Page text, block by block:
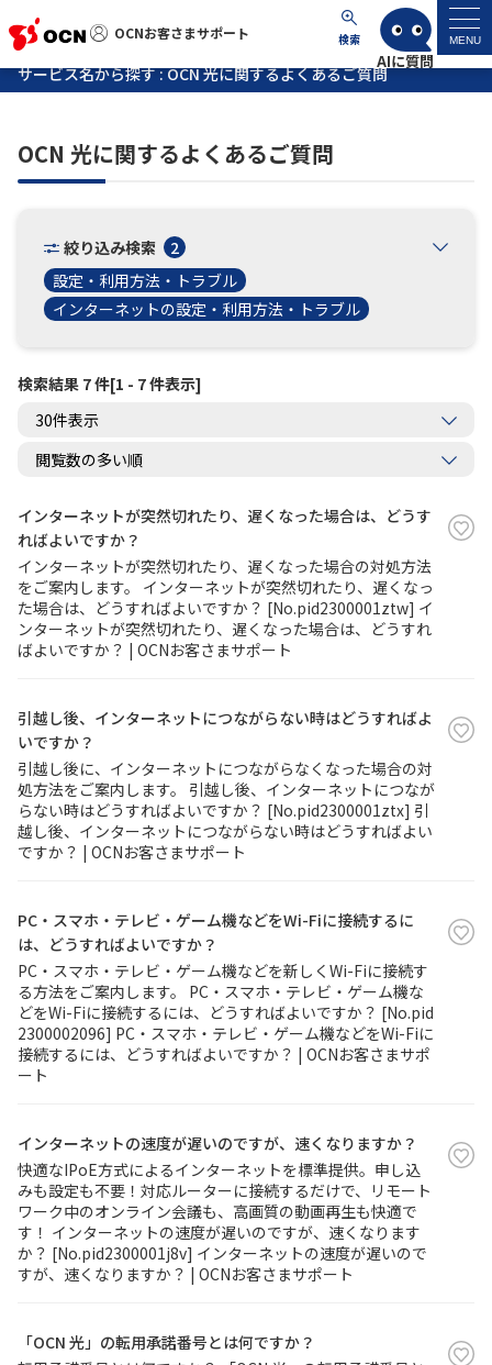
OCNお客さまサポート 検索 MENU
OCNお客さまサポート
マイページ
サポートトップ
サービス名から探す
よくあるご質問
各種ダウンロード
履歴・お気に入り
お知らせ サポートサイトの使い方
NTTドコモビジネスのお客さ
サービス名から探す : OCN 光に関するよくあるご質問
OCN 光に関するよくあるご質問
絞り込み検索
2
設定・利用方法・トラブル
インターネットの設定・利用方法・トラブル
検索結果 7 件[1 - 7 件表示]
インターネットが突然切れたり、遅くなった場合は、どうす
ればよいですか？
インターネットが突然切れたり、遅くなった場合の対処方法
をご案内します。 インターネットが突然切れたり、遅くなっ
た場合は、どうすればよいですか？ [No.pid2300001ztw] イ
ンターネットが突然切れたり、遅くなった場合は、どうすれ
ばよいですか？ | OCNお客さまサポート
引越し後、インターネットにつながらない時はどうすればよ
いですか？
引越し後に、インターネットにつながらなくなった場合の対
処方法をご案内します。 引越し後、インターネットにつなが
らない時はどうすればよいですか？ [No.pid2300001ztx] 引
越し後、インターネットにつながらない時はどうすればよい
ですか？ | OCNお客さまサポート
PC・スマホ・テレビ・ゲーム機などをWi-Fiに接続するに
は、どうすればよいですか？
PC・スマホ・テレビ・ゲーム機などを新しくWi-Fiに接続す
る方法をご案内します。 PC・スマホ・テレビ・ゲーム機な
どをWi-Fiに接続するには、どうすればよいですか？ [No.pid
2300002096] PC・スマホ・テレビ・ゲーム機などをWi-Fiに
接続するには、どうすればよいですか？ | OCNお客さまサポ
ート
インターネットの速度が遅いのですが、速くなりますか？
快適なIPoE方式によるインターネットを標準提供。申し込
みも設定も不要！対応ルーターに接続するだけで、リモート
ワーク中のオンライン会議も、高画質の動画再生も快適で
す！ インターネットの速度が遅いのですが、速くなります
か？ [No.pid2300001j8v] インターネットの速度が遅いので
すが、速くなりますか？ | OCNお客さまサポート
「OCN 光」の転用承諾番号とは何ですか？